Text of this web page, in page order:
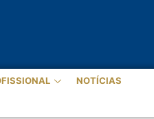
NOTÍCIAS